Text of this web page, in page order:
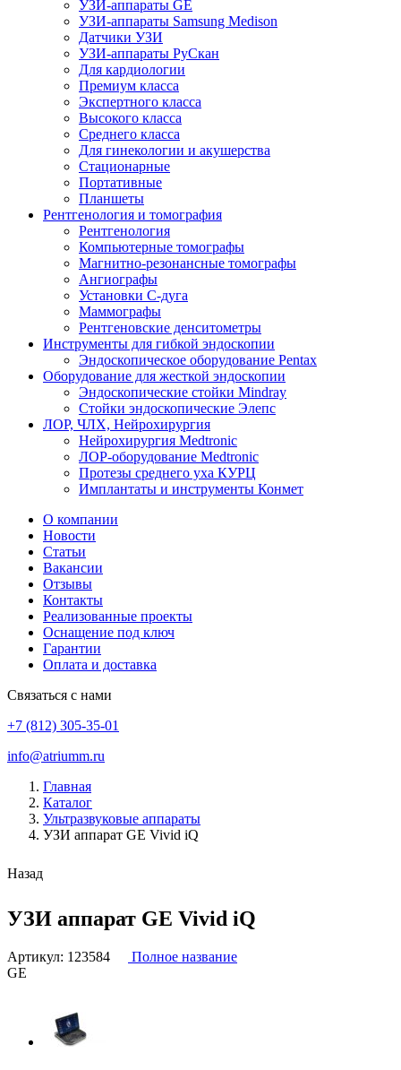
УЗИ-аппараты GE
УЗИ-аппараты Samsung Medison
Датчики УЗИ
УЗИ-аппараты РуСкан
Для кардиологии
Премиум класса
Экспертного класса
Высокого класса
Среднего класса
Для гинекологии и акушерства
Стационарные
Портативные
Планшеты
Рентгенология и томография
Рентгенология
Компьютерные томографы
Магнитно-резонансные томографы
Ангиографы
Установки С-дуга
Маммографы
Рентгеновские денситометры
Инструменты для гибкой эндоскопии
Эндоскопическое оборудование Pentax
Оборудование для жесткой эндоскопии
Эндоскопические стойки Mindray
Стойки эндоскопические Элепс
ЛОР, ЧЛХ, Нейрохирургия
Нейрохирургия Medtronic
ЛОР-оборудование Medtronic
Протезы среднего уха КУРЦ
Имплантаты и инструменты Конмет
О компании
Новости
Статьи
Вакансии
Отзывы
Контакты
Реализованные проекты
Оснащение под ключ
Гарантии
Оплата и доставка
Связаться с нами
+7 (812) 305-35-01
info@atriumm.ru
Главная
Каталог
Ультразвуковые аппараты
УЗИ аппарат GE Vivid iQ
Назад
УЗИ аппарат GE Vivid iQ
Артикул: 123584
Полное название
GE